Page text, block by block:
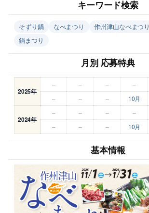
キーワード検索
そずり鍋 なべまつり 作州津山なべまつり
鍋まつり
月別 応募特典
2025年
– – – –
–
– – 10月
2024年
– – – –
–
– – 10月
基本情報